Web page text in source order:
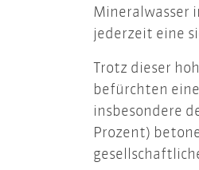
Mineralwasser
jederzeit eine
Trotz dieser
befürchten
insbesondere
Prozent)